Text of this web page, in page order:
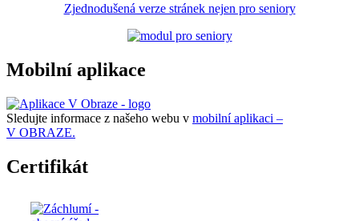
Zjednodušená verze stránek nejen pro seniory
Mobilní aplikace
Sledujte informace z našeho webu v mobilní aplikaci –
V OBRAZE.
Certifikát